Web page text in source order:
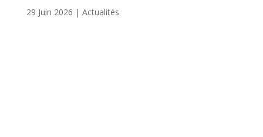
29 Juin 2026 | Actualités